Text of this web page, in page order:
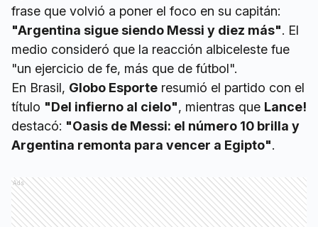
frase que volvió a poner el foco en su capitán:
"Argentina sigue siendo Messi y diez más". El
medio consideró que la reacción albiceleste fue
"un ejercicio de fe, más que de fútbol".
En Brasil, Globo Esporte resumió el partido con el
título "Del infierno al cielo", mientras que Lance!
destacó: "Oasis de Messi: el número 10 brilla y
Argentina remonta para vencer a Egipto".
Ads